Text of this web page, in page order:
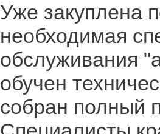
Уже закуплена
необходимая
обслуживания
обучен
собран полный